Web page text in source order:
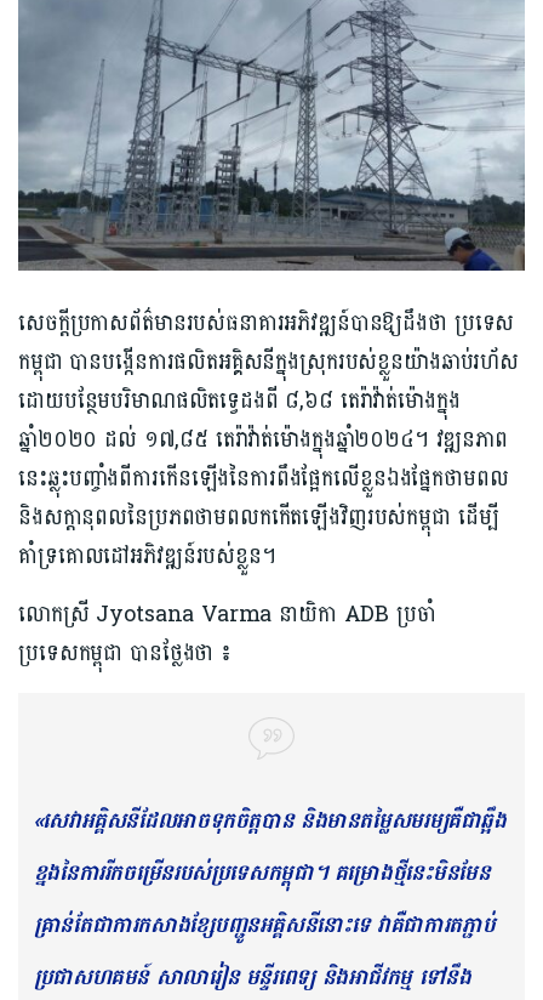
សេចក្ដីប្រកាសព័ត៌មានរបស់ធនាគារអភិវឌ្ឍន៍​បានឱ្យដឹងថា ប្រទេស​
កម្ពុជា បានបង្កើនការផលិតអគ្គិសនីក្នុងស្រុករបស់ខ្លួនយ៉ាងឆាប់រហ័ស
ដោយបន្ថែមបរិមាណផលិតទ្វេដងពី ៨,៦៨ តេរ៉ាវ៉ាត់ម៉ោងក្នុង
ឆ្នាំ២០២០ ដល់ ១៧,៨៥ តេរ៉ាវ៉ាត់ម៉ោងក្នុងឆ្នាំ២០២៤។ វឌ្ឍនភាព
នេះឆ្លុះបញ្ចាំងពីការកើនឡើងនៃការពឹងផ្អែកលើខ្លួនឯងផ្នែកថាមពល
និងសក្តានុពលនៃប្រភពថាមពលកកើតឡើងវិញរបស់កម្ពុជា ដើម្បី
គាំទ្រគោលដៅអភិវឌ្ឍន៍របស់ខ្លួន។
លោកស្រី Jyotsana Varma នាយិកា ADB ប្រចាំ
ប្រទេសកម្ពុជា បានថ្លែងថា ៖
«សេវាអគ្គិសនីដែលអាចទុកចិត្តបាន និងមានតម្លៃសមរម្យគឺជាឆ្អឹង
ខ្នងនៃការរីកចម្រើនរបស់ប្រទេសកម្ពុជា។ គម្រោងថ្មីនេះមិនមែន
គ្រាន់តែជាការកសាងខ្សែបញ្ជូនអគ្គិសនីនោះទេ វាគឺជាការតភ្ជាប់
ប្រជាសហគមន៍ សាលារៀន មន្ទីរពេទ្យ និងអាជីវកម្ម ទៅនឹង